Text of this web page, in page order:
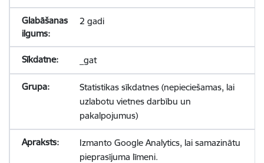
2 gadi
_gat
Statistikas sīkdatnes (nepieciešamas, lai
uzlabotu vietnes darbību un
pakalpojumus)
Izmanto Google Analytics, lai samazinātu
pieprasījuma līmeni.